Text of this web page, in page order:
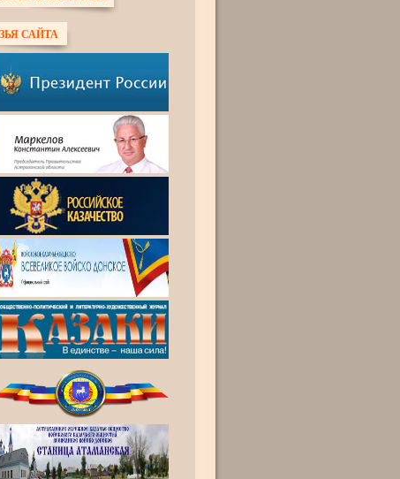
САЙТА